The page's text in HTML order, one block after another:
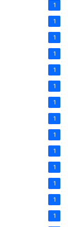
1
1
1
1
1
1
1
1
1
1
1
1
1
1